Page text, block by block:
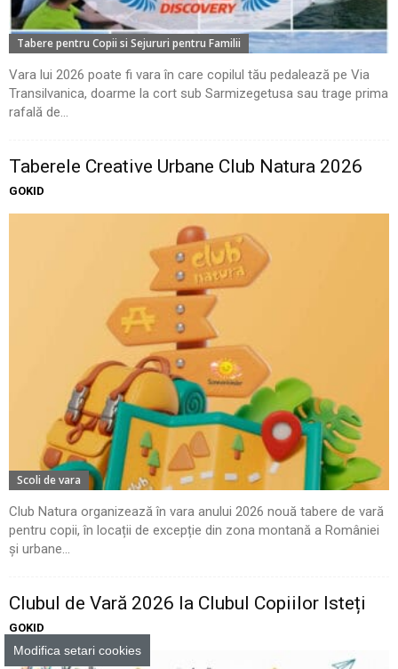
Tabere pentru Copii si Sejururi pentru Familii
Vara lui 2026 poate fi vara în care copilul tău pedalează pe Via
Transilvanica, doarme la cort sub Sarmizegetusa sau trage prima
rafală de...
Taberele Creative Urbane Club Natura 2026
GOKID
Scoli de vara
Club Natura organizează în vara anului 2026 nouă tabere de vară
pentru copii, în locații de excepție din zona montană a României
și urbane...
Clubul de Vară 2026 la Clubul Copiilor Isteți
GOKID
Modifica setari cookies